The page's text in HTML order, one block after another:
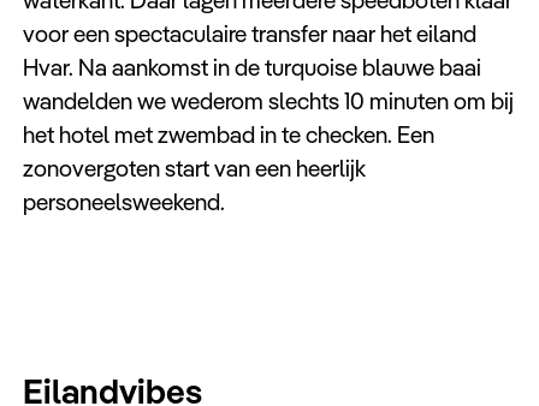
voor een spectaculaire transfer naar het eiland
Hvar. Na aankomst in de turquoise blauwe baai
wandelden we wederom slechts 10 minuten om bij
het hotel met zwembad in te checken. Een
zonovergoten start van een heerlijk
personeelsweekend.
Eilandvibes